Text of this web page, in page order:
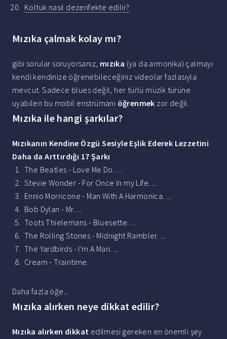
Koltuk nasıl dezenfekte edilir?
Mızıka çalmak kolay mı?
gibi sorular soruyorsanız, mızıka (ya da armonika) çalmayı
kendi kendinize öğrenebileceğiniz videolar fazlasıyla
mevcut. Sadece blues değil, her türlü müzik türüne
uyabilen bu mobil enstrümanı öğrenmek zor değil.
Mızıka ile hangi şarkılar?
Mızıkanın Kendine Özgü Sesiyle Eşlik Ederek Lezzetini
Daha da Arttırdığı 17 Şarkı
The Beatles - Love Me Do. ...
Stevie Wonder - For Once In my Life. ...
Ennio Morricone - Man With A Harmonica. ...
Bob Dylan - Mr. ...
Toots Thielemans - Bluesette. ...
The Rolling Stones - Midnight Rambler. ...
The Yardbirds - I'm A Man. ...
Cream - Traintime.
Daha fazla öğe...
Mızıka alırken neye dikkat edilir?
Mızıka alırken dikkat edilmesi gereken en önemli şey